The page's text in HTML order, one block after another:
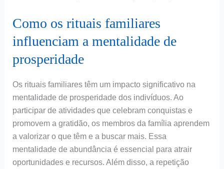
Como os rituais familiares
influenciam a mentalidade de
prosperidade
Os rituais familiares têm um impacto significativo na
mentalidade de prosperidade dos indivíduos. Ao
participar de atividades que celebram conquistas e
promovem a gratidão, os membros da família aprendem
a valorizar o que têm e a buscar mais. Essa
mentalidade de abundância é essencial para atrair
oportunidades e recursos. Além disso, a repetição